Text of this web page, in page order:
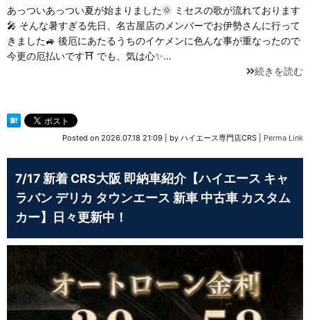
あっついあっつい夏が始まりました🌞 ミセスの歌が流れております
🎤 そんな暑すぎる先日、名古屋店のメンバーでお伊勢さんに行って
きました🚙 後厄にあたるうちのイケメンに色んな事が重なったので
今更の厄払いです⛩ でも、気は心✨…
続きを読む
Posted on 2026.07.18 21:09 by ハイエース専門店CRS Perma Link
7/17 新着 CRS大阪 即納車紹介【ハイエース キャ
ラバン デリカ タウンエース 新車 中古車 カスタム
カー】日々更新中！